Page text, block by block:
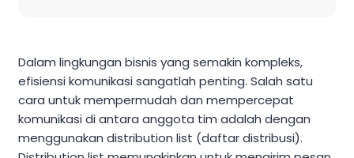
Dalam lingkungan bisnis yang semakin kompleks,
efisiensi komunikasi sangatlah penting. Salah satu
cara untuk mempermudah dan mempercepat
komunikasi di antara anggota tim adalah dengan
menggunakan distribution list (daftar distribusi).